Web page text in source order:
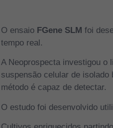
O ensaio FGene SLM foi
tempo real.
A Neoprospecta investigou o
suspensão celular de
método é capaz de detectar.
O estudo foi desenvolvido